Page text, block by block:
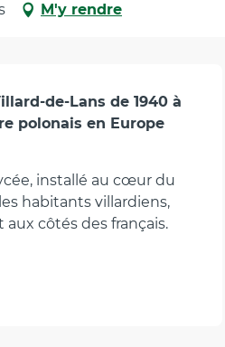
M'y rendre
de-Lans de 1940 à
polonais en Europe
installé au cœur du
habitants villardiens,
côtés des français.